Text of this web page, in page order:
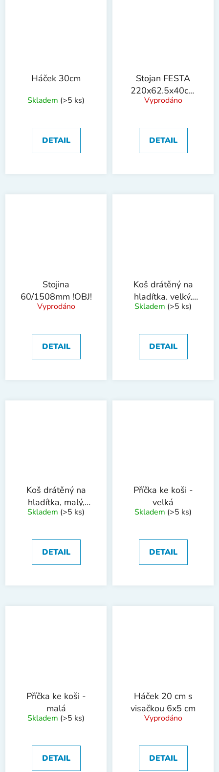
Háček 30cm
Skladem (>5 ks)
DETAIL
Stojan FESTA
220x62.5x40cm
!OBJ!
Vyprodáno
DETAIL
Stojina
60/1508mm !OBJ!
Vyprodáno
DETAIL
Koš drátěný na
hladítka, velký,
široký
Skladem (>5 ks)
DETAIL
Koš drátěný na
hladítka, malý,
úzký
Skladem (>5 ks)
DETAIL
Příčka ke koši -
velká
Skladem (>5 ks)
DETAIL
Příčka ke koši -
malá
Skladem (>5 ks)
DETAIL
Háček 20 cm s
visačkou 6x5 cm
Vyprodáno
DETAIL